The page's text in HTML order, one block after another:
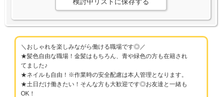
＼おしゃれを楽しみながら働ける職場です◎／
★髪色自由な職場！金髪はもちろん、青や緑色の方も在籍され
てました♪
★ネイルも自由！※作業時の安全配慮は本人管理となります。
★土日だけ働きたい！そんな方も大歓迎です◎お友達と一緒も
OK！